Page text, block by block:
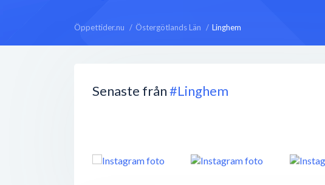
Öppettider.nu Östergötlands Län Linghem
Senaste från#Linghem